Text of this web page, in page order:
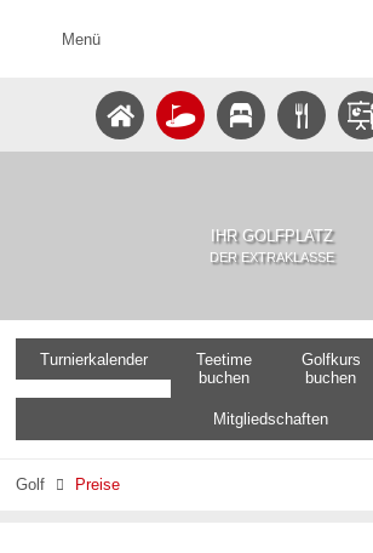
Menü
IHR GOLFPLATZ
DER EXTRAKLASSE
Turnierkalender
Teetime
buchen
Golfkurs
buchen
Mitgliedschaften
Golf  Preise